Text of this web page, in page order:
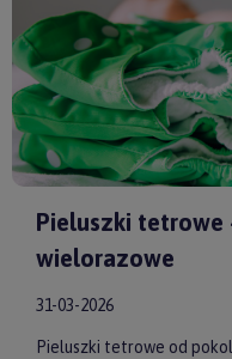
Pieluszki tetrowe
wielorazowe
31-03-2026
Pieluszki tetrowe od